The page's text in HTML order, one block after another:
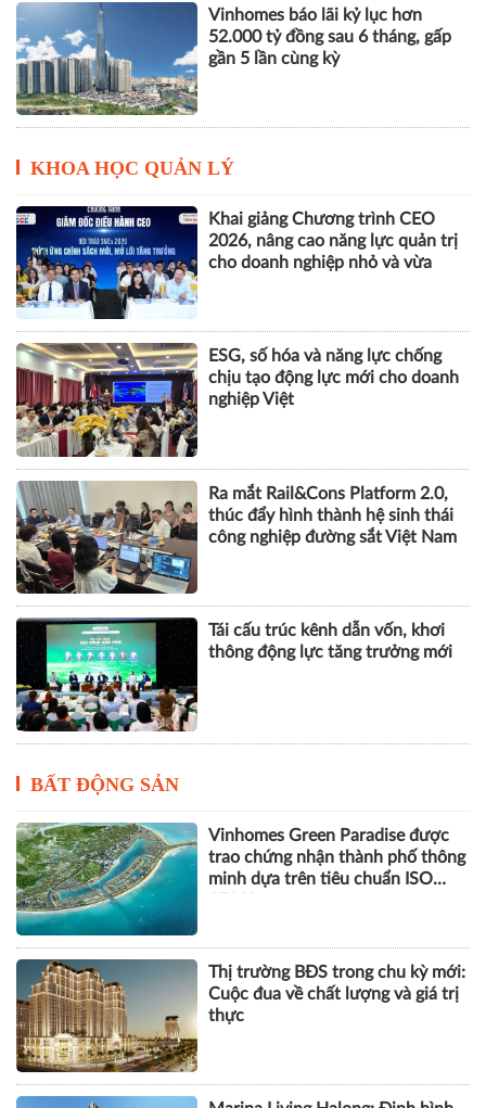
THACO của ông Trần Bá Dương
lãi lớn trở lại nhưng vẫn "gánh"
khối nợ hơn 164.000 tỷ đồng
Vinhomes báo lãi kỷ lục hơn
KHOA HỌC QUẢN LÝ
Khai giảng Chương trình CEO
2026, nâng cao năng lực quản trị
cho doanh nghiệp nhỏ và vừa
ESG, số hóa và năng lực chống
chịu tạo động lực mới cho doanh
nghiệp Việt
Ra mắt Rail&Cons Platform 2.0,
thúc đẩy hình thành hệ sinh thái
BẤT ĐỘNG SẢN
Vinhomes Green Paradise được
trao chứng nhận thành phố thông
minh dựa trên tiêu chuẩn ISO